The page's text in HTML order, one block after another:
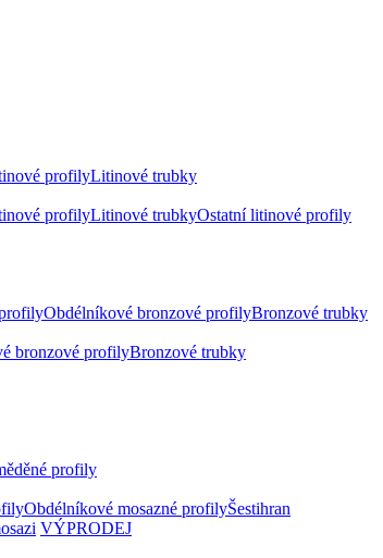
profilyLitinové trubky
profilyLitinové trubkyOstatní litinové profily
Obdélníkové bronzové profilyBronzové trubky
bronzové profilyBronzové trubky
profily
Obdélníkové mosazné profilyŠestihran
VÝPRODEJ